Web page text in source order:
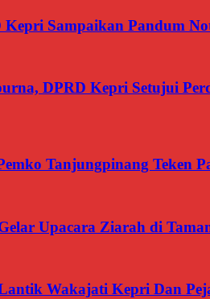
Sampaikan Pandum
DPRD Kepri Setujui
Tanjungpinang Teken
Upacara Ziarah di
Wakajati Kepri Dan